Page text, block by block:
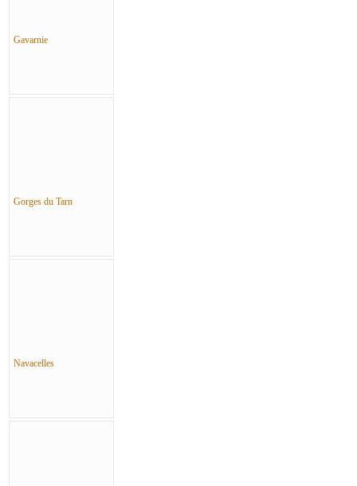
Gavarnie
Gorges du Tarn
Navacelles